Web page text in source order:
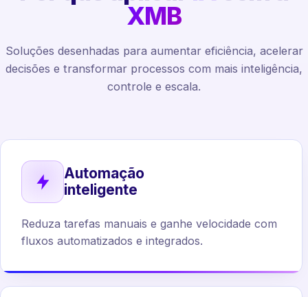
XMB
Soluções desenhadas para aumentar eficiência, acelerar
decisões e transformar processos com mais inteligência,
controle e escala.
Automação
inteligente
Reduza tarefas manuais e ganhe velocidade com
fluxos automatizados e integrados.